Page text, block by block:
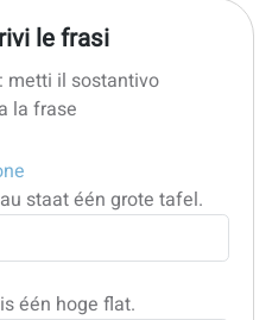
le frasi
metti il sostantivo
la frase
staat één grote tafel.
één hoge flat.